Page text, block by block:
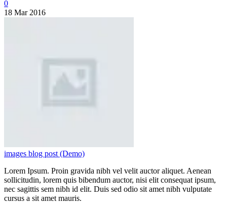
0
18 Mar 2016
images blog post (Demo)
Lorem Ipsum. Proin gravida nibh vel velit auctor aliquet. Aenean
sollicitudin, lorem quis bibendum auctor, nisi elit consequat ipsum,
nec sagittis sem nibh id elit. Duis sed odio sit amet nibh vulputate
cursus a sit amet mauris.